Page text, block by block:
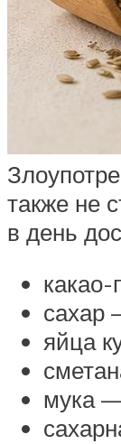
также не
в день
сахар
яйца
мука